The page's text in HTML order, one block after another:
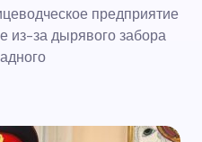
предприятие
из-за дырявого забора